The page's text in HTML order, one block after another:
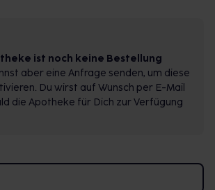
ist noch keine Bestellung
aber eine Anfrage senden, um diese
Du wirst auf Wunsch per E-Mail
die Apotheke für Dich zur Verfügung